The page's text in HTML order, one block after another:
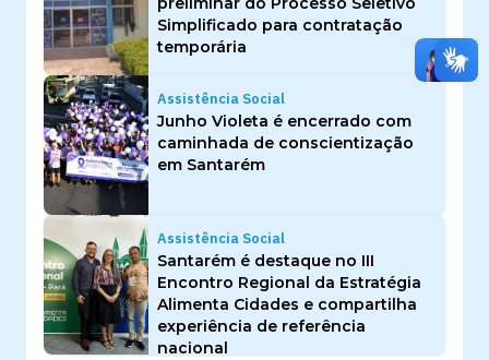
Simplificado para contratação
temporária
Assistência Social
Junho Violeta é encerrado com
caminhada de conscientização
em Santarém
Assistência Social
Santarém é destaque no III
Encontro Regional da Estratégia
Alimenta Cidades e compartilha
experiência de referência
nacional